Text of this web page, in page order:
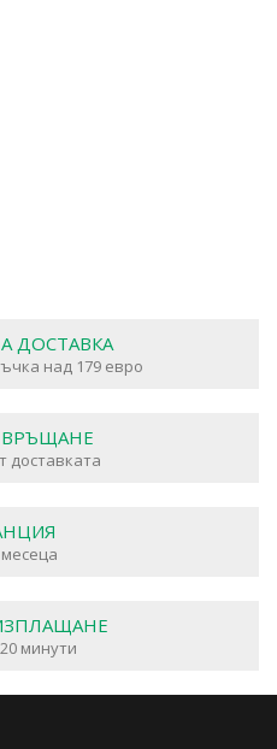
ДОСТАВКА
над 179 евро
ВРЪЩАНЕ
доставката
минути